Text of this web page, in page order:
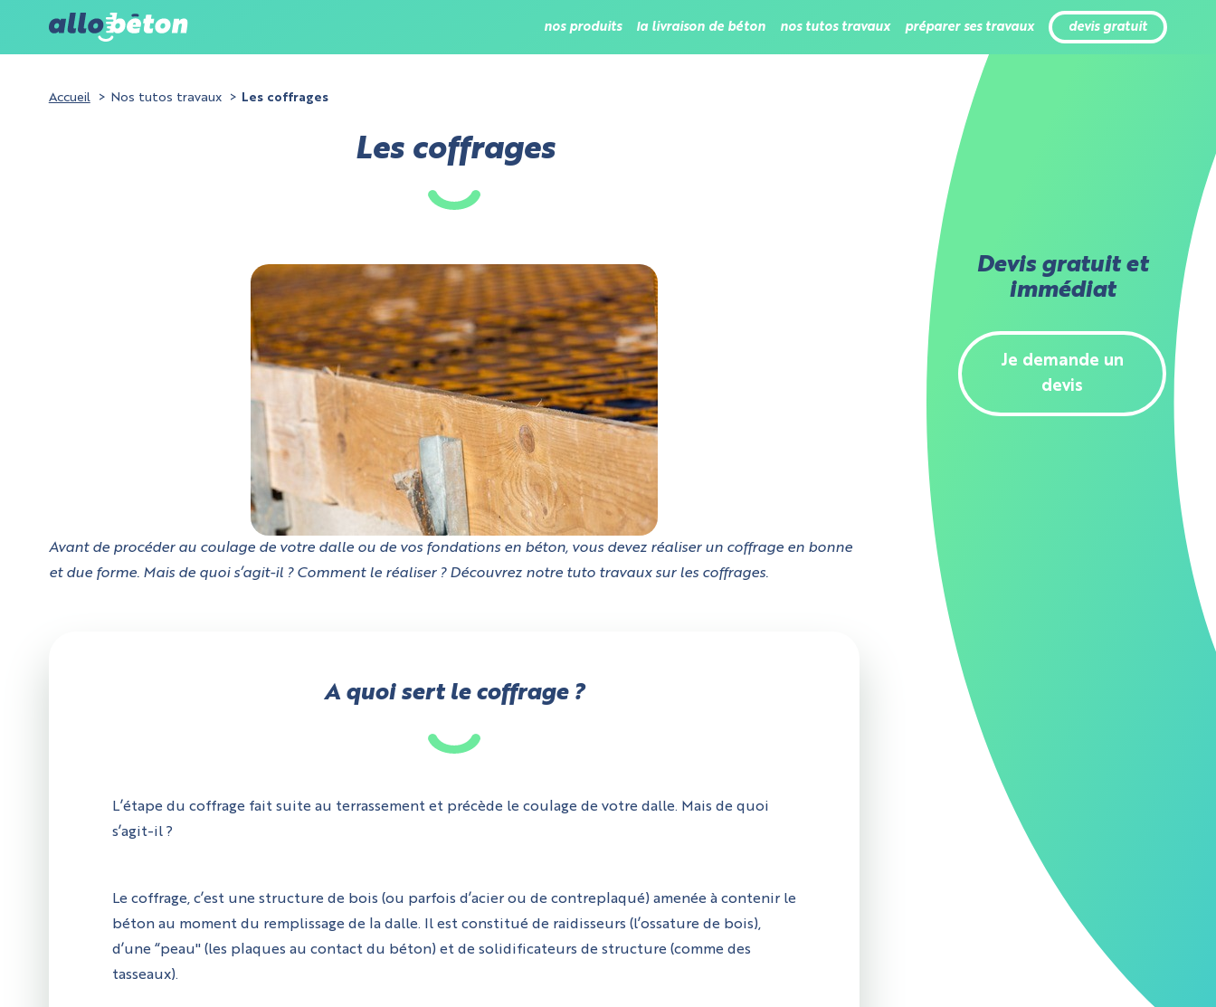
nos produits la livraison de béton nos tutos travaux préparer ses travaux devis gratuit
Accueil Nos tutos travaux Les coffrages
Les coffrages
Avant de procéder au coulage de votre dalle ou de vos fondations en béton, vous devez réaliser un coffrage en bonne
et due forme. Mais de quoi s’agit-il ? Comment le réaliser ? Découvrez notre tuto travaux sur les coffrages.
A quoi sert le coffrage ?
L’étape du coffrage fait suite au terrassement et précède le coulage de votre dalle. Mais de quoi
s’agit-il ?
Le coffrage, c’est une structure de bois (ou parfois d’acier ou de contreplaqué) amenée à contenir le
béton au moment du remplissage de la dalle. Il est constitué de raidisseurs (l’ossature de bois),
d’une “peau" (les plaques au contact du béton) et de solidificateurs de structure (comme des
tasseaux).
Devis gratuit et
immédiat
Je demande un
devis